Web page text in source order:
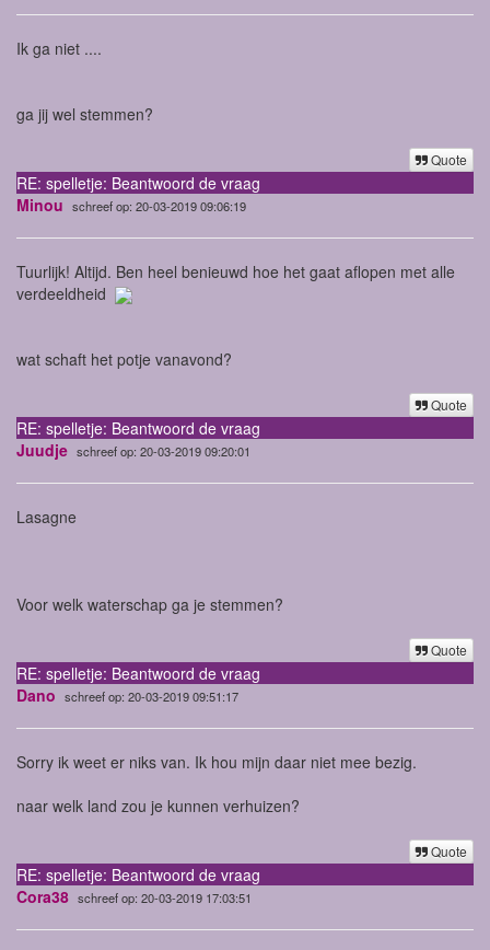
Ik ga niet ....
ga jij wel stemmen?
Quote
RE: spelletje: Beantwoord de vraag
Minou schreef op: 20-03-2019 09:06:19
Tuurlijk! Altijd. Ben heel benieuwd hoe het gaat aflopen met alle
verdeeldheid
wat schaft het potje vanavond?
Quote
RE: spelletje: Beantwoord de vraag
Juudje schreef op: 20-03-2019 09:20:01
Lasagne
Voor welk waterschap ga je stemmen?
Quote
RE: spelletje: Beantwoord de vraag
Dano schreef op: 20-03-2019 09:51:17
Sorry ik weet er niks van. Ik hou mijn daar niet mee bezig.
naar welk land zou je kunnen verhuizen?
Quote
RE: spelletje: Beantwoord de vraag
Cora38 schreef op: 20-03-2019 17:03:51